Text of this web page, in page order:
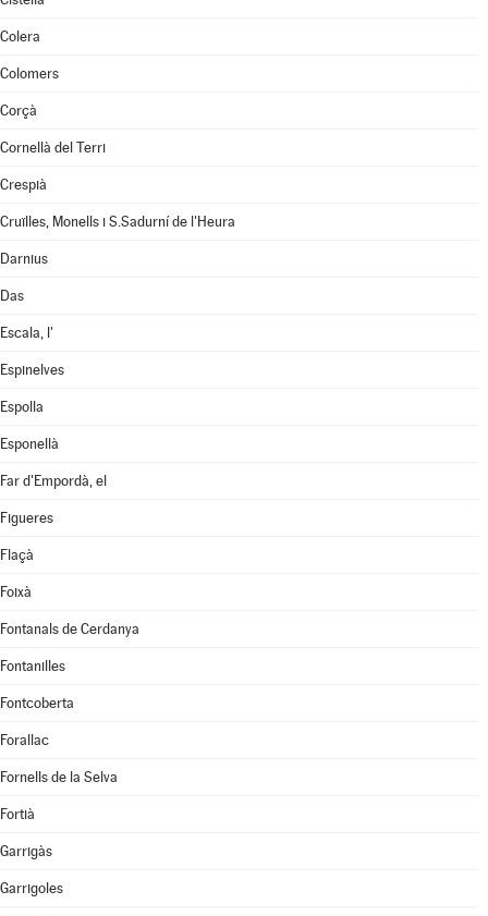
Colera
Colomers
Corçà
Cornellà del Terri
Crespià
Cruïlles, Monells i S.Sadurní de l'Heura
Darnius
Das
Escala, l'
Espinelves
Espolla
Esponellà
Far d'Empordà, el
Figueres
Flaçà
Foixà
Fontanals de Cerdanya
Fontanilles
Fontcoberta
Forallac
Fornells de la Selva
Fortià
Garrigàs
Garrigoles